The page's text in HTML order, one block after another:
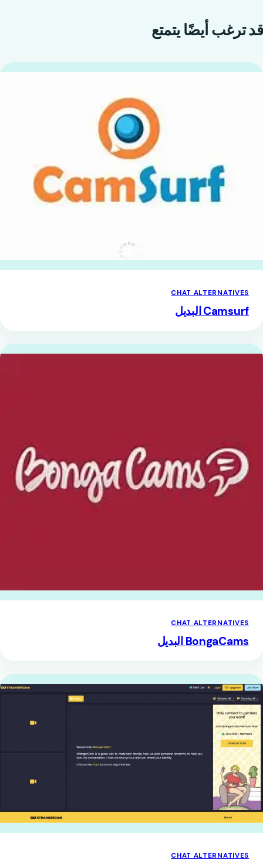
قد ترغب أيضًا يتمتع
CHAT ALTERNATIVES
Camsurf البديل
CHAT ALTERNATIVES
BongaCams البديل
CHAT ALTERNATIVES